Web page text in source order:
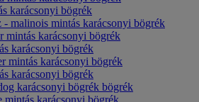
karácsonyi bögrék
- malinois mintás karácsonyi bögrék
mintás karácsonyi bögrék
karácsonyi bögrék
mintás karácsonyi bögrék
karácsonyi bögrék
karácsonyi bögrék bögrék
mintás karácsonyi bögrék